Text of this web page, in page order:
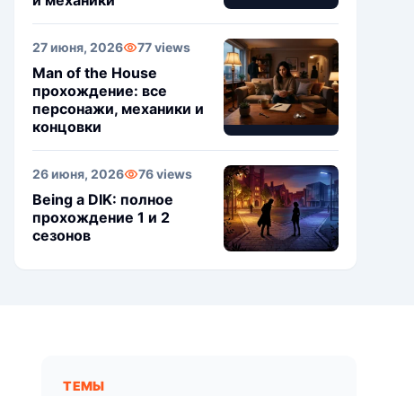
27 июня, 2026 77 views
Man of the House
прохождение: все
персонажи, механики и
концовки
26 июня, 2026 76 views
Being a DIK: полное
прохождение 1 и 2
сезонов
ТЕМЫ